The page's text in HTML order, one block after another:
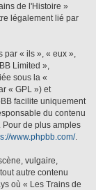
de l'Histoire »
légalement lié par
par « ils », « eux »,
Limited »,
sous la «
« GPL ») et
facilite uniquement
du contenu
Pour de plus amples
www.phpbb.com/.
vulgaire,
autre contenu
où « Les Trains de